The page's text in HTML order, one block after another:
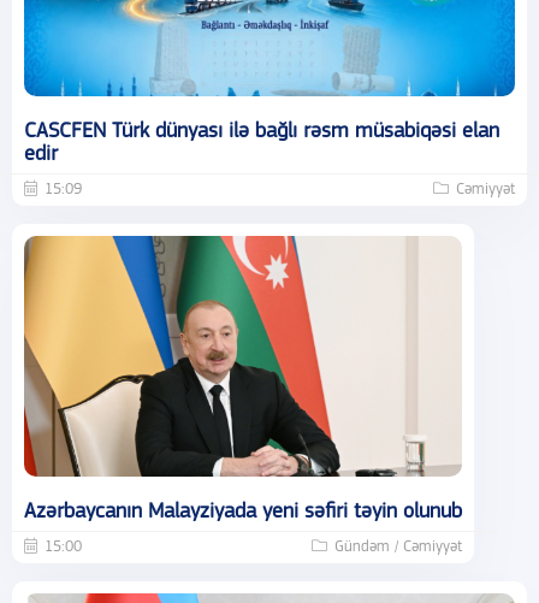
CASCFEN Türk dünyası ilə bağlı rəsm müsabiqəsi elan
edir
15:09 Cəmiyyət
Azərbaycanın Malayziyada yeni səfiri təyin olunub
15:00 Gündəm / Cəmiyyət